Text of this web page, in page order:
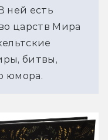
ней есть
царств Мира
битвы,
юмора.